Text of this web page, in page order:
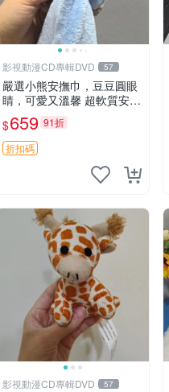
影視動漫CD專輯DVD 57
嚴選小熊安撫巾，豆豆圓眼
睛，可愛又溫馨 超軟質安撫
巾，豆豆設計，哄睡好幫手
約克豆豆眼安撫巾 數碼豆豆
眼
$659 91折
折扣碼
影視動漫CD專輯DVD 57